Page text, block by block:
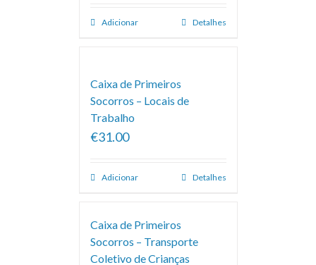
Adicionar Detalhes
Caixa de Primeiros
Socorros – Locais de
Trabalho
€31.00
Adicionar Detalhes
Caixa de Primeiros
Socorros – Transporte
Coletivo de Crianças